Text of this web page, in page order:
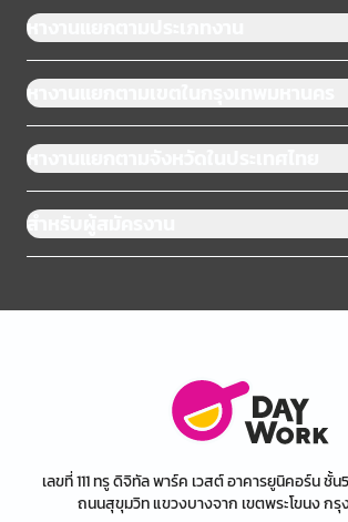
หางานแยกตามประเภทงาน
หางานแยกตามเขตในกรุงเทพมหานคร
หางานแยกตามจังหวัดในประเทศไทย
สำหรับผู้สมัครงาน
เลขที่ 111 ทรู ดิจิทัล พาร์ค เวสต์ อาคารยูนิคอร์น ชั้น
ถนนสุขุมวิท แขวงบางจาก เขตพระโขนง กรุ